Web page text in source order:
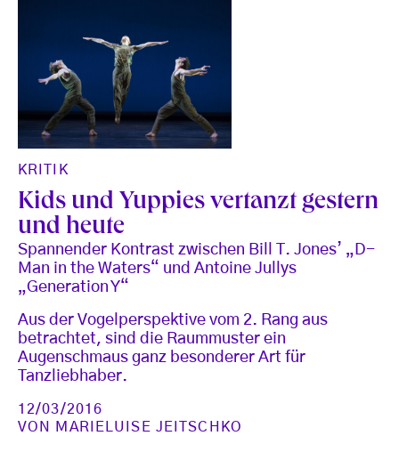
KRITIK
Kids und Yuppies vertanzt gestern
und heute
Spannender Kontrast zwischen Bill T. Jones’ „D-
Man in the Waters“ und Antoine Jullys
„Generation Y“
Aus der Vogelperspektive vom 2. Rang aus
betrachtet, sind die Raummuster ein
Augenschmaus ganz besonderer Art für
Tanzliebhaber.
12/03/2016
VON MARIELUISE JEITSCHKO